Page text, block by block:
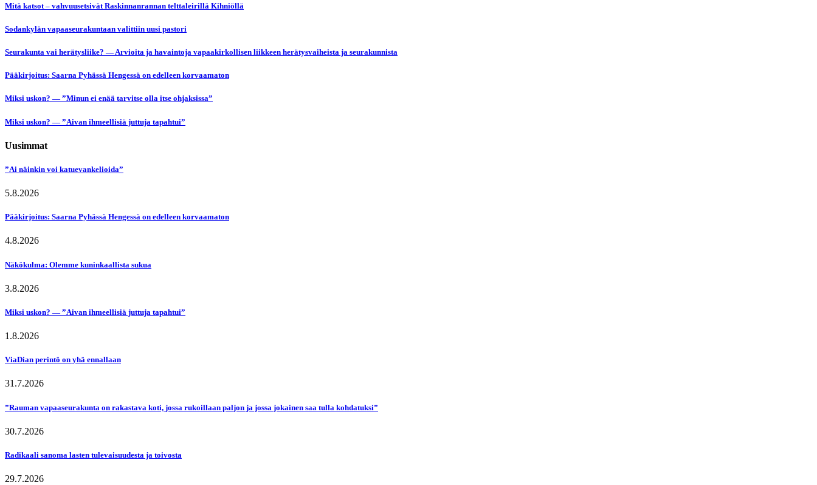
Mitä katsot – vahvuusetsivät Raskinnanrannan telttaleirillä Kihniöllä
Sodankylän vapaaseurakuntaan valittiin uusi pastori
Seurakunta vai herätysliike? — Arvioita ja havaintoja vapaakirkollisen liikkeen herätysvaiheista ja seurakunnista
Pääkirjoitus: Saarna Pyhässä Hengessä on edelleen korvaamaton
Miksi uskon? — ”Minun ei enää tarvitse olla itse ohjaksissa”
Miksi uskon? — ”Aivan ihmeellisiä juttuja tapahtui”
Uusimmat
”Ai näinkin voi katuevankelioida”
5.8.2026
Pääkirjoitus: Saarna Pyhässä Hengessä on edelleen korvaamaton
4.8.2026
Näkökulma: Olemme kuninkaallista sukua
3.8.2026
Miksi uskon? — ”Aivan ihmeellisiä juttuja tapahtui”
1.8.2026
ViaDian perintö on yhä ennallaan
31.7.2026
”Rauman vapaaseurakunta on rakastava koti, jossa rukoillaan paljon ja jossa jokainen saa tulla kohdatuksi”
30.7.2026
Radikaali sanoma lasten tulevaisuudesta ja toivosta
29.7.2026